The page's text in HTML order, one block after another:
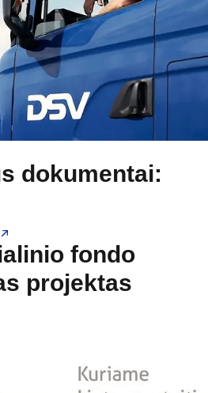
dokumentai:
fondo
projektas